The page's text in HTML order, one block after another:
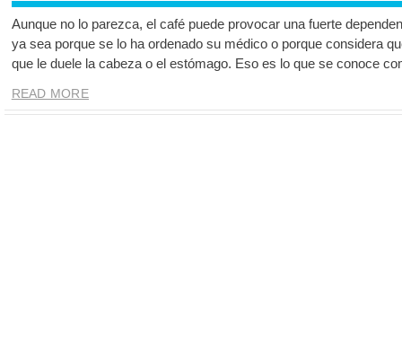
Aunque no lo parezca, el café puede provocar una fuerte
ya sea porque se lo ha ordenado su médico o porque considera
que le duele la cabeza o el estómago. Eso es lo que se conoce
READ MORE